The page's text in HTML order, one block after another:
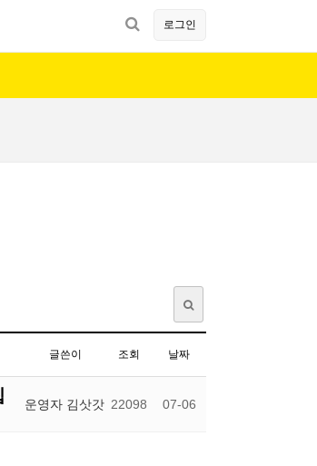
로그인
글쓴이 조회 날짜
운영자 김삿갓 22098 07-06